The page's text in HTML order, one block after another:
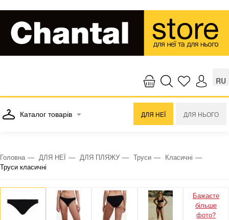
RU
Каталог товарів ДЛЯ НЕЇ ДЛЯ НЬОГО
Головна ДЛЯ НЕЇ ДЛЯ ПЛЯЖУ Труси
Класичні
Труси класичні
Бажаєте
більше
фото?